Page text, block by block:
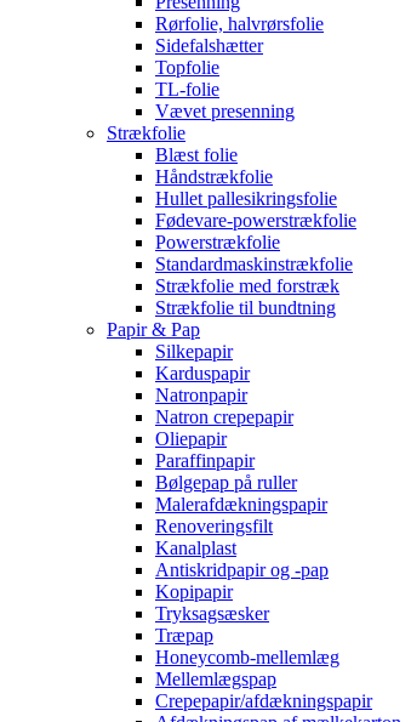
Rørfolie, halvrørsfolie
Sidefalshætter
Topfolie
TL-folie
Vævet presenning
Strækfolie
Blæst folie
Håndstrækfolie
Hullet pallesikringsfolie
Fødevare-powerstrækfolie
Powerstrækfolie
Standardmaskinstrækfolie
Strækfolie med forstræk
Strækfolie til bundtning
Papir & Pap
Silkepapir
Karduspapir
Natronpapir
Natron crepepapir
Oliepapir
Paraffinpapir
Bølgepap på ruller
Malerafdækningspapir
Renoveringsfilt
Kanalplast
Antiskridpapir og -pap
Kopipapir
Tryksagsæsker
Træpap
Honeycomb-mellemlæg
Mellemlægspap
Crepepapir/afdækningspapir